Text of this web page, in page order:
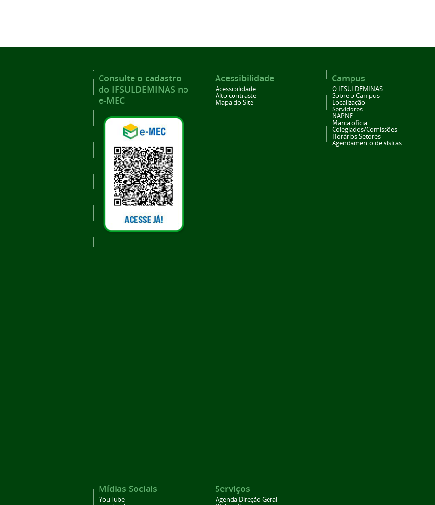
Consulte o cadastro
do IFSULDEMINAS no
e-MEC
Acessibilidade
Acessibilidade
Alto contraste
Mapa do Site
Campus
O IFSULDEMINAS
Sobre o Campus
Localização
Servidores
NAPNE
Marca oficial
Colegiados/Comissões
Horários Setores
Agendamento de visitas
Mídias Sociais
YouTube
Serviços
Agenda Direção Geral